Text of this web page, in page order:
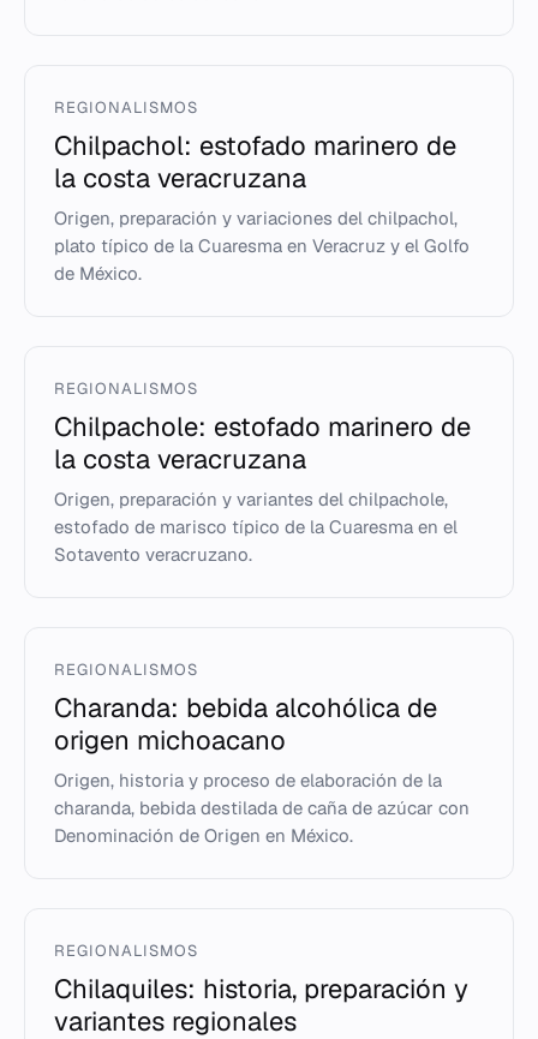
REGIONALISMOS
Chilpachol: estofado marinero de
la costa veracruzana
Origen, preparación y variaciones del chilpachol,
plato típico de la Cuaresma en Veracruz y el Golfo
de México.
REGIONALISMOS
Chilpachole: estofado marinero de
la costa veracruzana
Origen, preparación y variantes del chilpachole,
estofado de marisco típico de la Cuaresma en el
Sotavento veracruzano.
REGIONALISMOS
Charanda: bebida alcohólica de
origen michoacano
Origen, historia y proceso de elaboración de la
charanda, bebida destilada de caña de azúcar con
Denominación de Origen en México.
REGIONALISMOS
Chilaquiles: historia, preparación y
variantes regionales